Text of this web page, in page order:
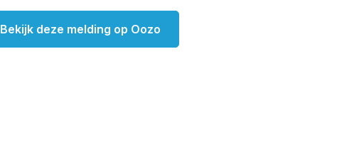
Bekijk deze melding op Oozo